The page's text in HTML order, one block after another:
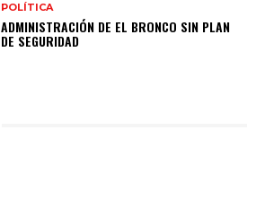
POLÍTICA
ADMINISTRACIÓN DE EL BRONCO SIN PLAN
DE SEGURIDAD